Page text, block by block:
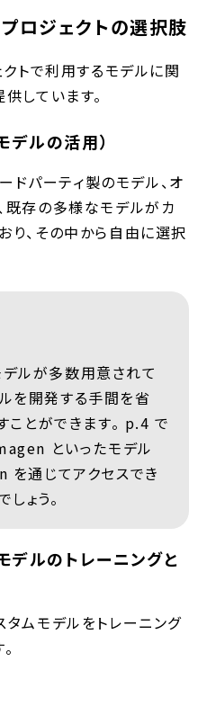
ロジェクトの選択肢
トで利用するモデルに関
しています。
ルの活用）
パーティ製のモデル、オ
既存の多様なモデルがカ
り、その中から自由に選択
ルが多数用意されて
を開発する手間を省
ことができます。 p.4 で
といったモデル
通じてアクセスでき
ょう。
ルのトレーニングと
タムモデルをトレーニング